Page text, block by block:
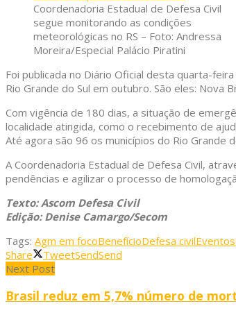
Coordenadoria Estadual de Defesa Civil
segue monitorando as condições
meteorológicas no RS – Foto: Andressa
Moreira/Especial Palácio Piratini
Foi publicada no Diário Oficial desta quarta-
Rio Grande do Sul em outubro. São eles: Nova
Com vigência de 180 dias, a situação de
localidade atingida, como o recebimento de
Até agora são 96 os municípios do Rio Grande
A Coordenadoria Estadual de Defesa Civil,
pendências e agilizar o processo de
Texto: Ascom Defesa Civil
Edição: Denise Camargo/Secom
Tags: Agm em focoBenefícioDefesa civilEventos
Share
TweetSendSend
Next Post
Brasil reduz em 5,7% número de